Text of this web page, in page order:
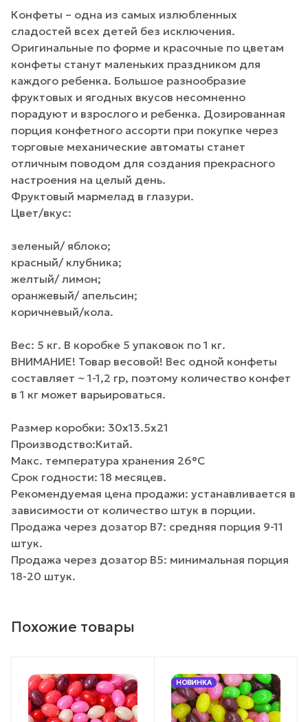
Конфеты – одна из самых излюбленных
сладостей всех детей без исключения.
Оригинальные по форме и красочные по цветам
конфеты станут маленьких праздником для
каждого ребенка. Большое разнообразие
фруктовых и ягодных вкусов несомненно
порадуют и взрослого и ребенка. Дозированная
порция конфетного ассорти при покупке через
торговые механические автоматы станет
отличным поводом для создания прекрасного
настроения на целый день.
Фруктовый мармелад в глазури.
Цвет/вкус:
зеленый/ яблоко;
красный/ клубника;
желтый/ лимон;
оранжевый/ апельсин;
коричневый/кола.
Вес: 5 кг. В коробке 5 упаковок по 1 кг.
ВНИМАНИЕ! Товар весовой! Вес одной конфеты
составляет ~ 1-1,2 гр, поэтому количество конфет
в 1 кг может варьироваться.
Размер коробки: 30х13.5х21
Производство:Китай.
Макс. температура хранения 26°C
Срок годности: 18 месяцев.
Рекомендуемая цена продажи: устанавливается в
зависимости от количество штук в порции.
Продажа через дозатор B7: средняя порция 9-11
штук.
Продажа через дозатор B5: минимальная порция
18-20 штук.
Похожие товары
НОВИНКА